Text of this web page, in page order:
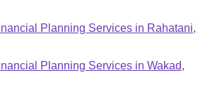
Planning Services in Rahatani,
Planning Services in Wakad,